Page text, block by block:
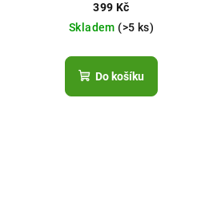
399 Kč
Skladem (>5 ks)
Do košíku